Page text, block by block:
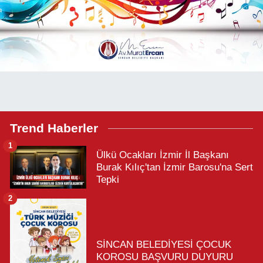
Trend Haberler
Ülkü Ocakları İzmir İl Başkanı
Burak Kılıç'tan İzmir Barosu'na Sert
Tepki
1
SİNCAN BELEDİYESİ ÇOCUK
KOROSU BAŞVURU DUYURU
2